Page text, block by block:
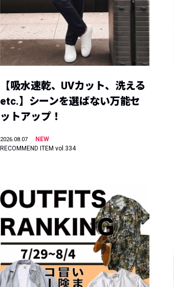
【吸水速乾、UVカット、洗える
etc.】シーンを選ばない万能セ
ットアップ！
2026.08.07
NEW
RECOMMEND ITEM vol.334